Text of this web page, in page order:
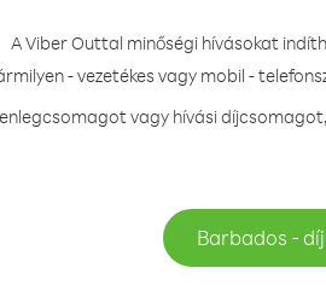
A Viber Outtal minőségi hívásokat
- vezetékes vagy mobil -
vagy hívási
Barbados -